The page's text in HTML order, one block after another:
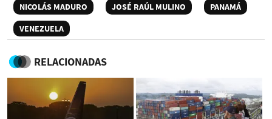
NICOLÁS MADURO
JOSÉ RAÚL MULINO
PANAMÁ
VENEZUELA
RELACIONADAS